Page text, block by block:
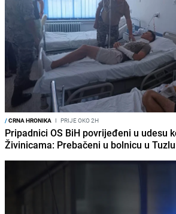
/CRNA HRONIKA I PRIJE OKO 2H
Pripadnici OS BiH povrijeđeni u udesu
Živinicama: Prebačeni u bolnicu u Tuzlu